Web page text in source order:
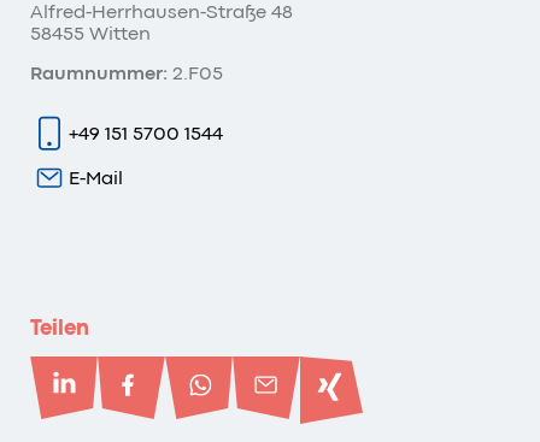
Alfred-Herrhausen-Straße 48
58455 Witten
Raumnummer: 2.F05
+49 151 5700 1544
E-Mail
Teilen